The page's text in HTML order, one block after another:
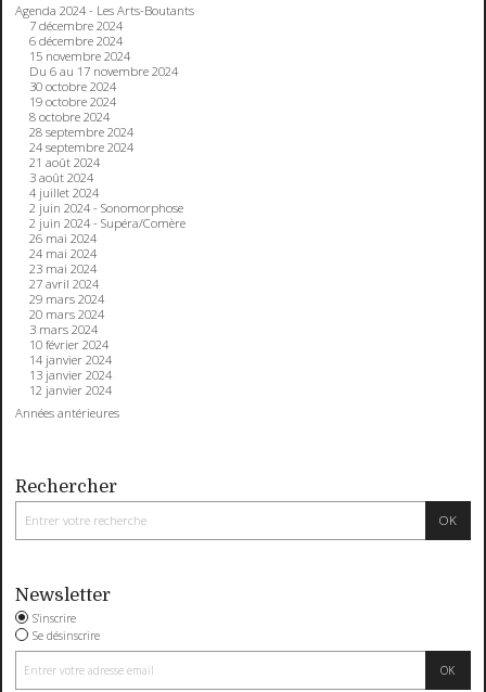
Agenda 2024 - Les Arts-Boutants
7 décembre 2024
6 décembre 2024
15 novembre 2024
Du 6 au 17 novembre 2024
30 octobre 2024
19 octobre 2024
8 octobre 2024
28 septembre 2024
24 septembre 2024
21 août 2024
3 août 2024
4 juillet 2024
2 juin 2024 - Sonomorphose
2 juin 2024 - Supéra/Comère
26 mai 2024
24 mai 2024
23 mai 2024
27 avril 2024
29 mars 2024
20 mars 2024
3 mars 2024
10 février 2024
14 janvier 2024
13 janvier 2024
12 janvier 2024
Années antérieures
Rechercher
Newsletter
S'inscrire
Se désinscrire